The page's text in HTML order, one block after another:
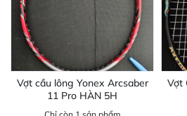
Vợt cầu lông Yonex Arcsaber
11 Pro HÀN 5H
Vợt